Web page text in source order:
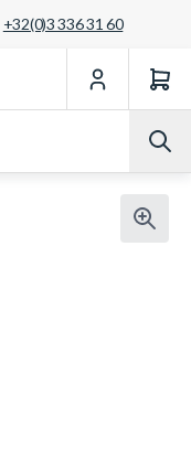
+32(0)3 336 31 60